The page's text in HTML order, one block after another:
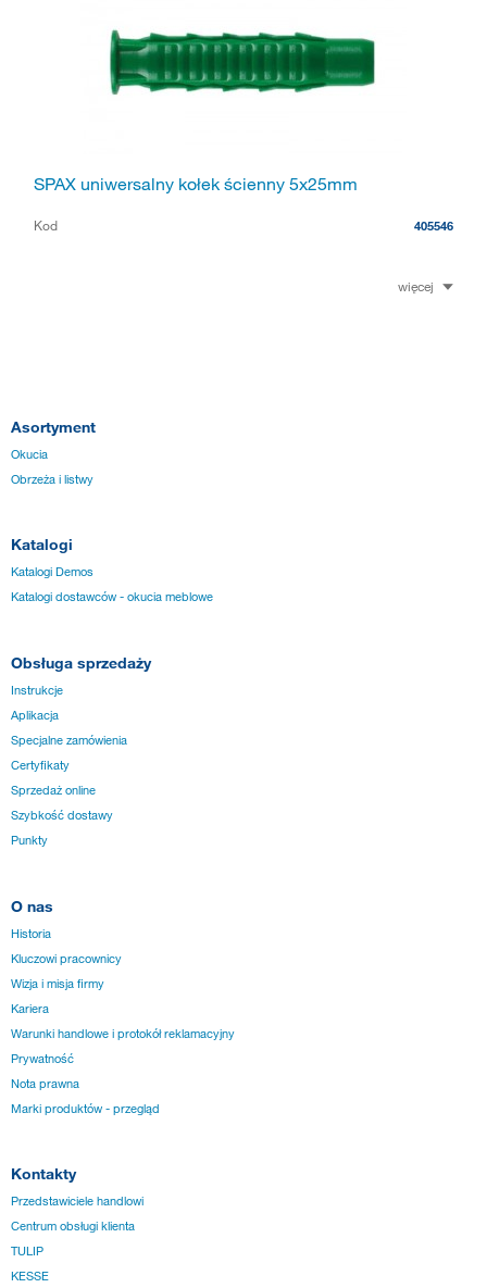
SPAX uniwersalny kołek ścienny 5x25mm
Kod 405546
więcej
Asortyment
Okucia
Obrzeża i listwy
Katalogi
Katalogi Demos
Katalogi dostawców - okucia meblowe
Obsługa sprzedaży
Instrukcje
Aplikacja
Specjalne zamówienia
Certyfikaty
Sprzedaż online
Szybkość dostawy
Punkty
O nas
Historia
Kluczowi pracownicy
Wizja i misja firmy
Kariera
Warunki handlowe i protokół reklamacyjny
Prywatność
Nota prawna
Marki produktów - przegląd
Kontakty
Przedstawiciele handlowi
Centrum obsługi klienta
TULIP
KESSE